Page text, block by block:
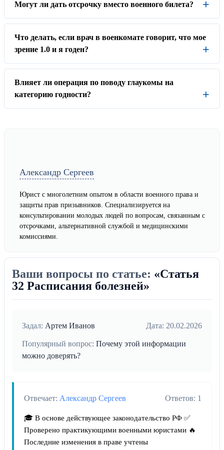
Могут ли дать отсрочку вместо военного билета?
Что делать, если врач в военкомате говорит, что мое
зрение 1.0 и я годен?
Влияет ли операция по поводу глаукомы на
категорию годности?
Александр Сергеев
Юрист с многолетним опытом в области военного права и
защиты прав призывников. Специализируется на
консультировании молодых людей по вопросам, связанным с
отсрочками, альтернативной службой и медицинскими
комиссиями.
Ваши вопросы по статье: «Статья
32 Расписания болезней»
Задал: Артем Иванов Дата: 20.02.2026
Популярный вопрос: Почему этой информации
можно доверять?
Отвечает: Александр Сергеев Ответов: 1
🎓 В основе действующее законодательство РФ ✅
Проверено практикующими военными юристами 🔥
Последние изменения в праве учтены